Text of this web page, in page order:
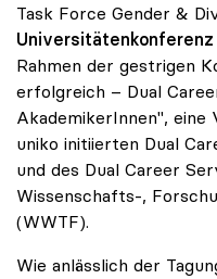
Task Force Gender &
Universitätenkonferenz
Rahmen der gestrigen
erfolgreich – Dual
AkademikerInnen",
uniko initiierten Dual
und des Dual Career
Wissenschafts-,
(WWTF).
Wie anlässlich der